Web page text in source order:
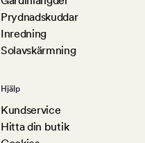
Prydnadskuddar
Inredning
Solavskärmning
Hjälp
Kundservice
Hitta din butik